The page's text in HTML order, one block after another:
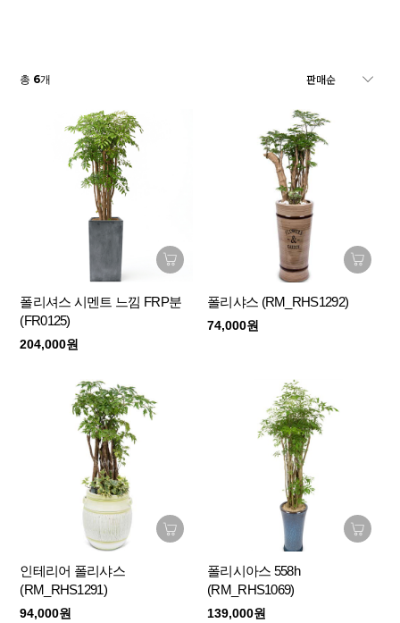
총 6개
폴리셔스 시멘트 느낌 FRP분
(FR0125)
204,000원
폴리샤스 (RM_RHS1292)
74,000원
인테리어 폴리샤스
(RM_RHS1291)
94,000원
폴리시아스 558h
(RM_RHS1069)
139,000원